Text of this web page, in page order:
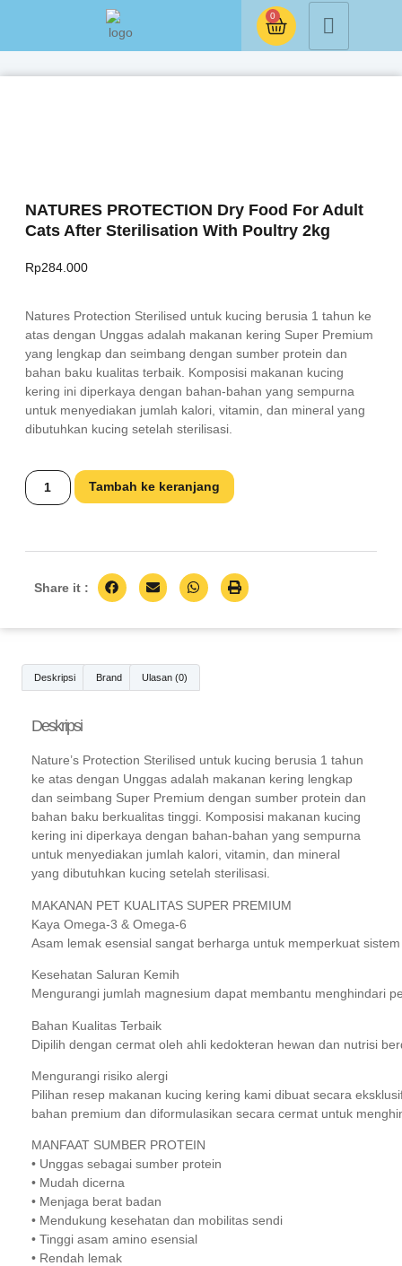
0
NATURES PROTECTION Dry Food For Adult
Cats After Sterilisation With Poultry 2kg
Rp284.000
Natures Protection Sterilised untuk kucing berusia 1 tahun ke
atas dengan Unggas adalah makanan kering Super Premium
yang lengkap dan seimbang dengan sumber protein dan
bahan baku kualitas terbaik. Komposisi makanan kucing
kering ini diperkaya dengan bahan-bahan yang sempurna
untuk menyediakan jumlah kalori, vitamin, dan mineral yang
dibutuhkan kucing setelah sterilisasi.
Tambah ke keranjang
Share it :
Deskripsi Brand Ulasan (0)
Deskripsi
Nature’s Protection Sterilised untuk kucing berusia 1 tahun
ke atas dengan Unggas adalah makanan kering lengkap
dan seimbang Super Premium dengan sumber protein dan
bahan baku berkualitas tinggi. Komposisi makanan kucing
kering ini diperkaya dengan bahan-bahan yang sempurna
untuk menyediakan jumlah kalori, vitamin, dan mineral
yang dibutuhkan kucing setelah sterilisasi.
MAKANAN PET KUALITAS SUPER PREMIUM
Kaya Omega-3 & Omega-6
Asam lemak esensial sangat berharga untuk memperkuat
Kesehatan Saluran Kemih
Mengurangi jumlah magnesium dapat membantu menghindari
Bahan Kualitas Terbaik
Dipilih dengan cermat oleh ahli kedokteran hewan dan nutrisi
Mengurangi risiko alergi
Pilihan resep makanan kucing kering kami dibuat secara
bahan premium dan diformulasikan secara cermat untuk
MANFAAT SUMBER PROTEIN
• Unggas sebagai sumber protein
• Mudah dicerna
• Menjaga berat badan
• Mendukung kesehatan dan mobilitas sendi
• Tinggi asam amino esensial
• Rendah lemak